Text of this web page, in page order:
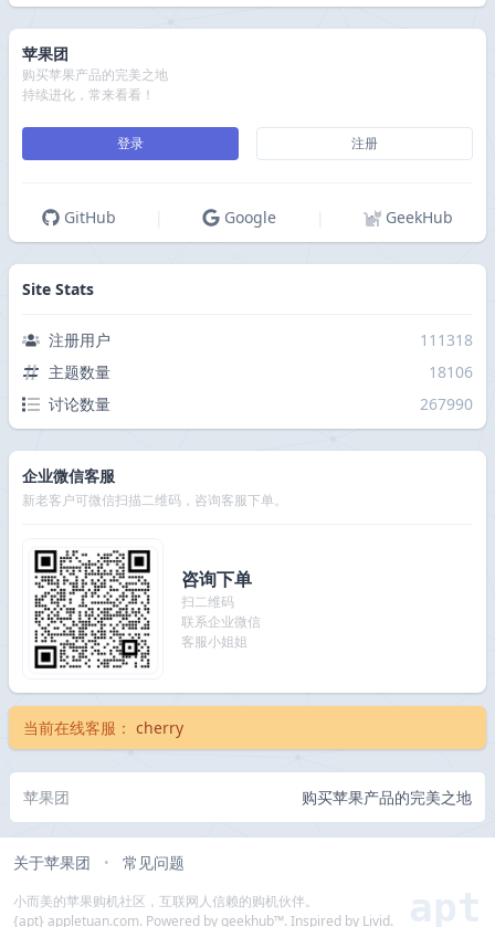
苹果团
购买苹果产品的完美之地
持续进化，常来看看！
登录 注册
GitHub Google GeekHub
Site Stats
注册用户
111318
主题数量
18106
讨论数量
267990
企业微信客服
新老客户可微信扫描二维码，咨询客服下单。
咨询下单
扫二维码
联系企业微信
客服小姐姐
当前在线客服： cherry
苹果团 购买苹果产品的完美之地
关于苹果团 • 常见问题
小而美的苹果购机社区，互联网人信赖的购机伙伴。
{apt} appletuan.com. Powered by geekhub™. Inspired by Livid.